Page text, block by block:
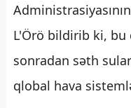
L'Örö bildirib ki,
sonradan səth
qlobal hava